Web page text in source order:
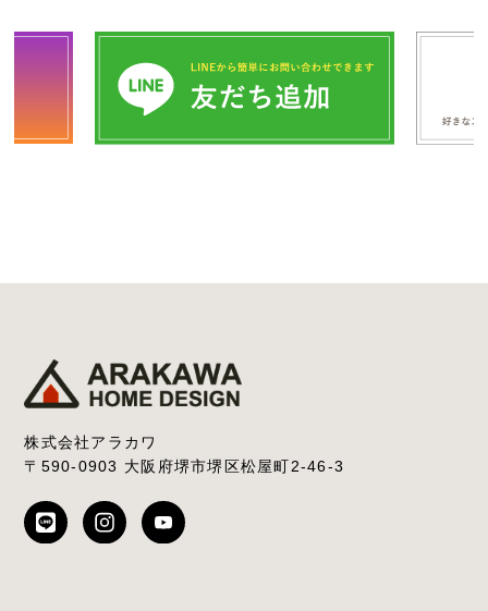
株式会社アラカワ
〒590-0903 大阪府堺市堺区松屋町2-46-3